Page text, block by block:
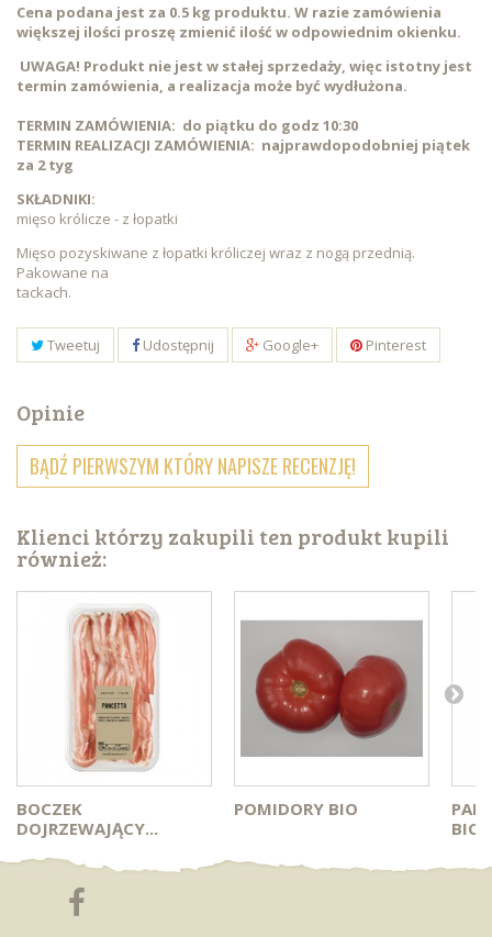
Cena podana jest za 0.5 kg produktu. W razie zamówienia
większej ilości proszę zmienić ilość w odpowiednim okienku.
UWAGA! Produkt nie jest w stałej sprzedaży, więc istotny jest
termin zamówienia, a realizacja może być wydłużona.
TERMIN ZAMÓWIENIA: do piątku do godz 10:30
TERMIN REALIZACJI ZAMÓWIENIA: najprawdopodobniej piątek
za 2 tyg
SKŁADNIKI:
mięso królicze - z łopatki
Mięso pozyskiwane z łopatki króliczej wraz z nogą przednią.
Pakowane na
tackach.
Tweetuj Udostępnij Google+ Pinterest
Opinie
BĄDŹ PIERWSZYM KTÓRY NAPISZE RECENZJĘ!
Klienci którzy zakupili ten produkt kupili
również:
BOCZEK
DOJRZEWAJĄCY...
POMIDORY BIO
BIO